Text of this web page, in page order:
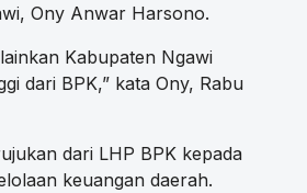
Ony Anwar Harsono.
Kabupaten Ngawi
dari BPK,” kata Ony, Rabu
dari LHP BPK kepada
keuangan daerah.